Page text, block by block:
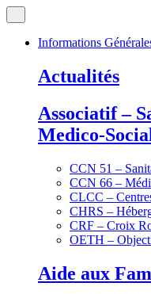
Informations
Actualités
Associatif –
Medico-
CCN 51 –
CCN 66 –
CLCC –
CHRS –
CRF – Croix
OETH –
Aide aux